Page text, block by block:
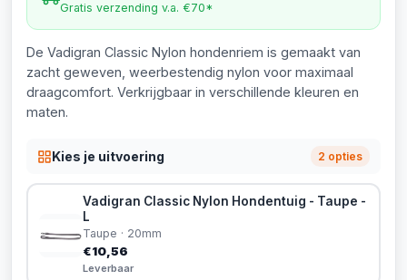
Gratis verzending v.a. €70*
De Vadigran Classic Nylon hondenriem is gemaakt van
zacht geweven, weerbestendig nylon voor maximaal
draagcomfort. Verkrijgbaar in verschillende kleuren en
maten.
Kies je uitvoering 2 opties
Vadigran Classic Nylon Hondentuig - Taupe -
L
Taupe · 20mm
€10,56
Leverbaar